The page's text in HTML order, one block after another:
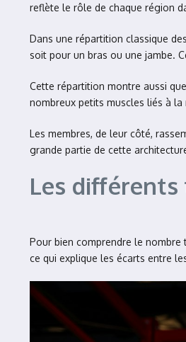
reflète le rôle de chaque région
Dans une répartition classique
soit pour un bras ou une jambe.
Cette répartition montre aussi
nombreux petits muscles liés à
Les membres, de leur côté,
grande partie de cette
Les différents
Pour bien comprendre le nombre
ce qui explique les écarts entre